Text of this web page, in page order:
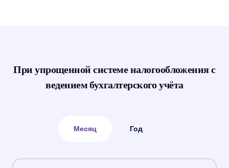
При упрощенной системе налогообложения с
ведением бухгалтерского учёта
Месяц Год